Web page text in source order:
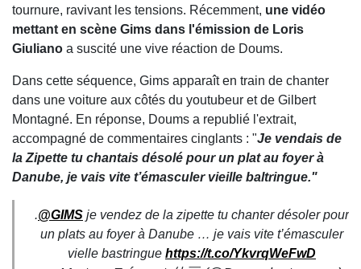
tournure, ravivant les tensions. Récemment, une vidéo
mettant en scène Gims dans l'émission de Loris
Giuliano a suscité une vive réaction de Doums.
Dans cette séquence, Gims apparaît en train de chanter
dans une voiture aux côtés du youtubeur et de Gilbert
Montagné. En réponse, Doums a republié l'extrait,
accompagné de commentaires cinglants : "Je vendais de
la Zipette tu chantais désolé pour un plat au foyer à
Danube, je vais vite t’émasculer vieille baltringue."
.@GIMS je vendez de la zipette tu chanter désoler pour
un plats au foyer à Danube … je vais vite t’émasculer
vielle bastringue https://t.co/YkvrqWeFwD